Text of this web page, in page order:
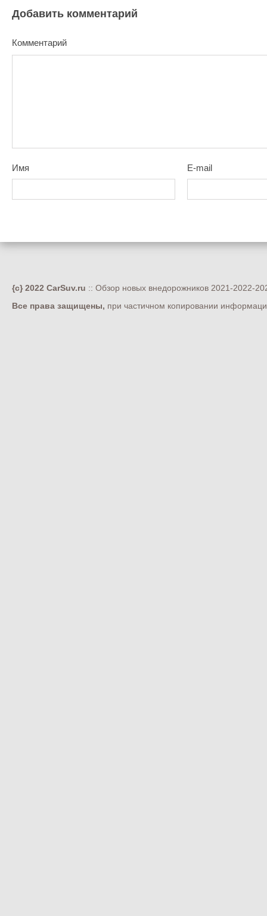
Добавить комментарий
Комментарий
Имя E-mail
{c} 2022 CarSuv.ru :: Обзор новых внедорожников 2021-2022-
Все права защищены, при частичном копировании